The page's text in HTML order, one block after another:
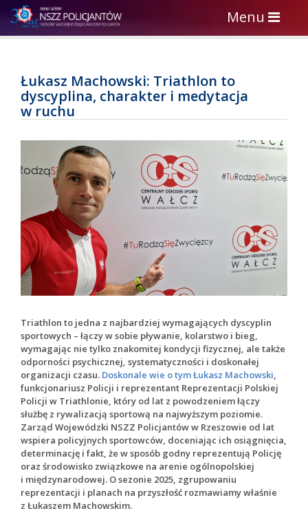
Toggle
navigation
Menu
Łukasz Machowski: Triathlon to
dyscyplina, charakter i medytacja
w ruchu
Triathlon to jedna z najbardziej wymagających dyscyplin
sportowych – łączy w sobie pływanie, kolarstwo i bieg,
wymagając nie tylko znakomitej kondycji fizycznej, ale także
odporności psychicznej, systematyczności i doskonałej
organizacji czasu. Doskonale wie o tym Łukasz Machowski,
funkcjonariusz Policji i reprezentant Reprezentacji Polskiej
Policji w Triathlonie, który od lat z powodzeniem łączy
służbę z rywalizacją sportową na najwyższym poziomie.
Zarząd Wojewódzki NSZZ Policjantów w Rzeszowie od lat
wspiera policyjnych sportowców, doceniając ich osiągnięcia,
determinację i fakt, że w sposób godny reprezentują Policję
oraz środowisko związkowe na arenie ogólnopolskiej
i międzynarodowej. O sezonie 2025, zgrupowaniu
reprezentacji i planach na przyszłość rozmawiamy właśnie
z Łukaszem Machowskim.